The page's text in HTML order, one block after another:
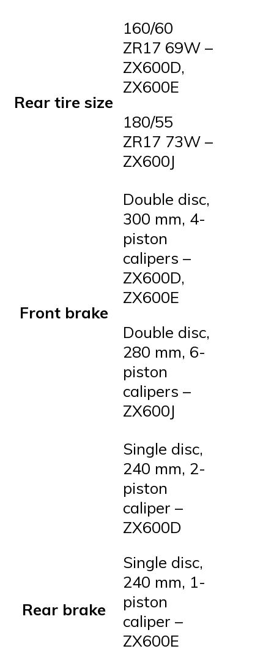
Rear tire size
160/60
ZR17 69W –
ZX600D,
ZX600E
180/55
ZR17 73W –
ZX600J
Front brake
Double disc,
300 mm, 4-
piston
calipers –
ZX600D,
ZX600E
Double disc,
280 mm, 6-
piston
calipers –
ZX600J
Rear brake
Single disc,
240 mm, 2-
piston
caliper –
ZX600D
Single disc,
240 mm, 1-
piston
caliper –
ZX600E